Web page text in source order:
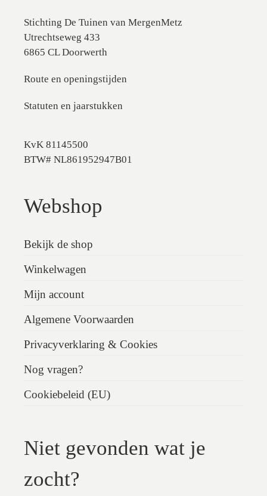
Stichting De Tuinen van MergenMetz
Utrechtseweg 433
6865 CL Doorwerth
Route en openingstijden
Statuten en jaarstukken
KvK 81145500
BTW# NL861952947B01
Webshop
Bekijk de shop
Winkelwagen
Mijn account
Algemene Voorwaarden
Privacyverklaring & Cookies
Nog vragen?
Cookiebeleid (EU)
Niet gevonden wat je
zocht?